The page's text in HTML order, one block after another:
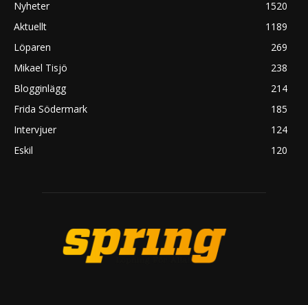
Nyheter
1520
Aktuellt
1189
Löparen
269
Mikael Tisjö
238
Blogginlägg
214
Frida Södermark
185
Intervjuer
124
Eskil
120